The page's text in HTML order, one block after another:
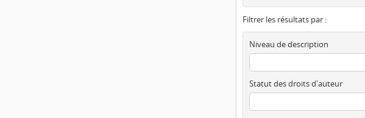
Filtrer les résultats par :
Niveau de description
Statut des droits d'auteur